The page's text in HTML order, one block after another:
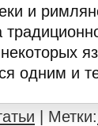
и
одним и
| Метки: